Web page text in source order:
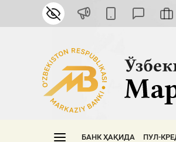
БАНК ҲАҚИДА ПУЛ-